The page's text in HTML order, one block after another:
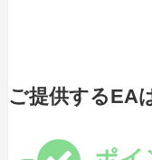
ご提供するEA